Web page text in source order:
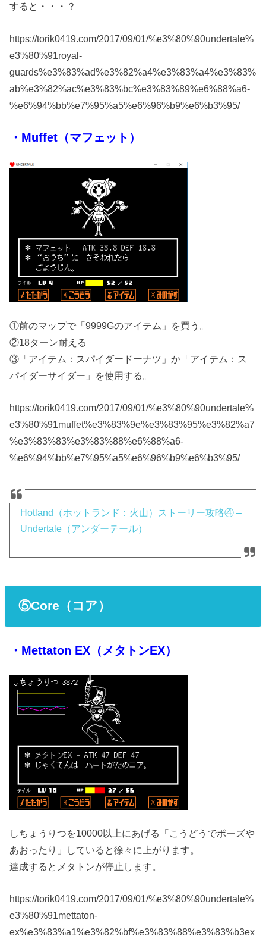
すると・・・？
https://torik0419.com/2017/09/01/%e3%80%90undertale%
e3%80%91royal-
guards%e3%83%ad%e3%82%a4%e3%83%a4%e3%83%
ab%e3%82%ac%e3%83%bc%e3%83%89%e6%88%a6-
%e6%94%bb%e7%95%a5%e6%96%b9%e6%b3%95/
・Muffet（マフェット）
①前のマップで「9999Gのアイテム」を買う。
②18ターン耐える
③「アイテム：スパイダードーナツ」か「アイテム：ス
パイダーサイダー」を使用する。
https://torik0419.com/2017/09/01/%e3%80%90undertale%
e3%80%91muffet%e3%83%9e%e3%83%95%e3%82%a7
%e3%83%83%e3%83%88%e6%88%a6-
%e6%94%bb%e7%95%a5%e6%96%b9%e6%b3%95/
Hotland（ホットランド：火山）ストーリー攻略④ –
Undertale（アンダーテール）
⑤Core（コア）
・Mettaton EX（メタトンEX）
しちょうりつを10000以上にあげる「こうどうでポーズや
あおったり」していると徐々に上がります。
達成するとメタトンが停止します。
https://torik0419.com/2017/09/01/%e3%80%90undertale%
e3%80%91mettaton-
ex%e3%83%a1%e3%82%bf%e3%83%88%e3%83%b3ex